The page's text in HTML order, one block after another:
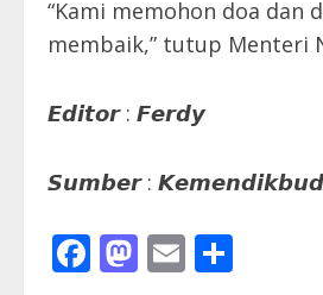
“Kami memohon doa
membaik,” tutup Menteri
𝙀𝙙𝙞𝙩𝙤𝙧 : 𝙁𝙚𝙧𝙙𝙮
𝙎𝙪𝙢𝙗𝙚𝙧 :
Facebook
Mastodon
Email